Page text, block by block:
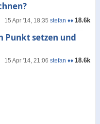
15 Apr '14, 18:35 stefan ♦♦ 18.6k
Punkt setzen und
15 Apr '14, 21:06 stefan ♦♦ 18.6k